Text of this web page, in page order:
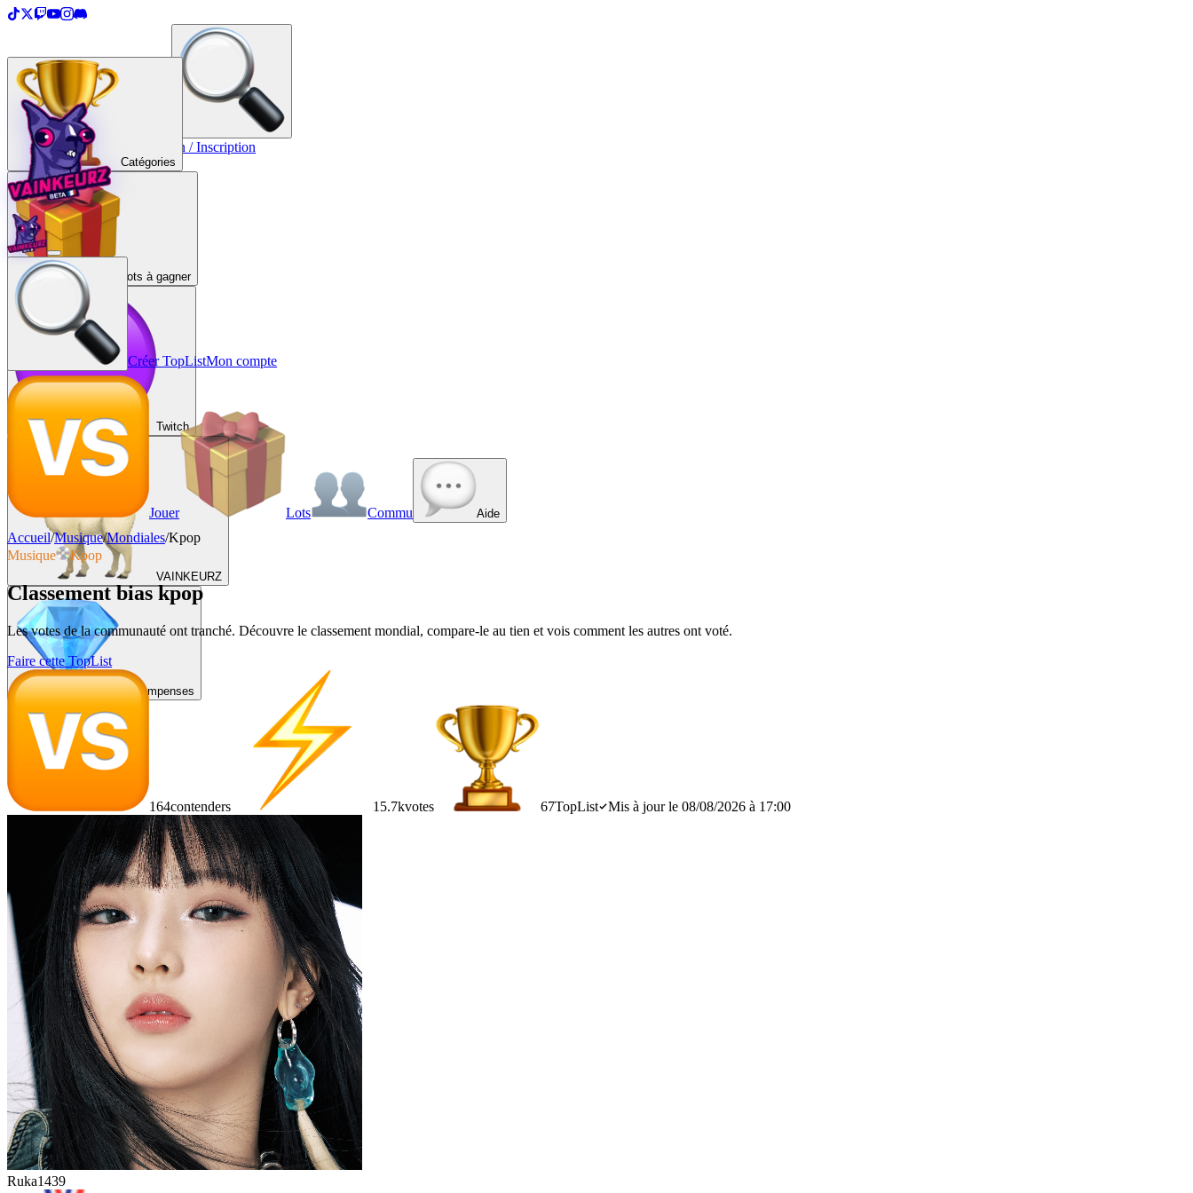
Créer une TopList Connexion / Inscription
Catégories
Lots à gagner
Twitch
VAINKEURZ
Récompenses
Créer TopListMon compte
Jouer Lots Commu Aide
Accueil/Musique/Mondiales/Kpop
Musique
Kpop
Classement bias kpop
Les votes de la communauté ont tranché. Découvre le classement mondial, compare-le au tien et vois comment les autres ont voté.
Faire cette TopList
164contenders 15.7kvotes 67TopList Mis à jour le 08/08/2026 à 17:00
Ruka1439